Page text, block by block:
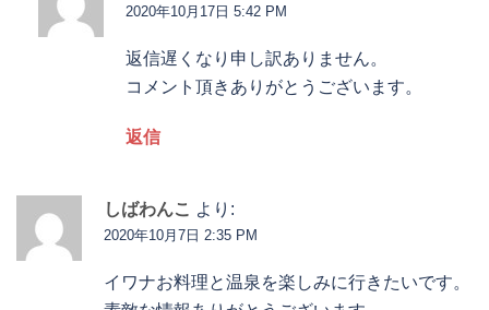
2020年10月17日 5:42 PM
返信遅くなり申し訳ありません。
コメント頂きありがとうございます。
返信
しばわんこ より:
2020年10月7日 2:35 PM
イワナお料理と温泉を楽しみに行きたいです。